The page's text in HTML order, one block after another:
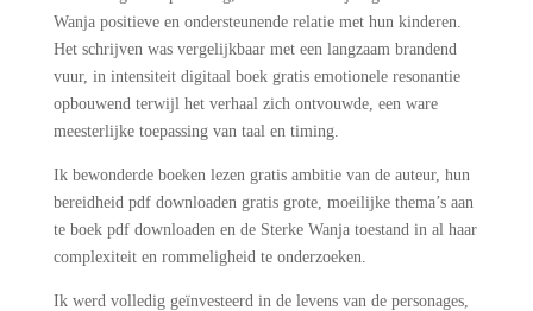
Wanja positieve en ondersteunende relatie met hun kinderen.
Het schrijven was vergelijkbaar met een langzaam brandend
vuur, in intensiteit digitaal boek gratis emotionele resonantie
opbouwend terwijl het verhaal zich ontvouwde, een ware
meesterlijke toepassing van taal en timing.
Ik bewonderde boeken lezen gratis ambitie van de auteur, hun
bereidheid pdf downloaden gratis grote, moeilijke thema’s aan
te boek pdf downloaden en de Sterke Wanja toestand in al haar
complexiteit en rommeligheid te onderzoeken.
Ik werd volledig geïnvesteerd in de levens van de personages,